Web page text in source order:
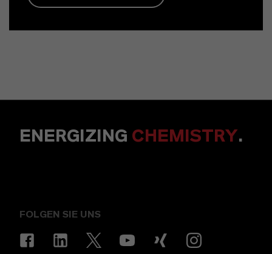
ENERGIZING CHEMISTRY.
FOLGEN SIE UNS